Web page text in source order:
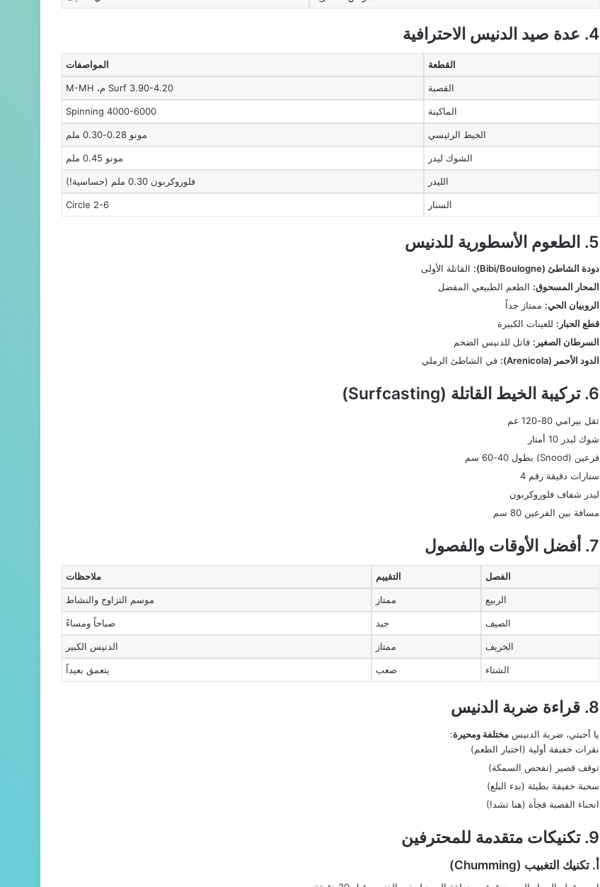
4. عدة صيد الدنيس الاحترافية
القطعة المواصفات
القصبة Surf 3.90-4.20 م، M-MH
الماكينة Spinning 4000-6000
الخيط الرئيسي مونو 0.28-0.30 ملم
الشوك ليدر مونو 0.45 ملم
الليدر فلوروكربون 0.30 ملم (حساسية!)
السنار Circle 2-6
5. الطعوم الأسطورية للدنيس
دودة الشاطئ (Bibi/Boulogne):
القاتلة الأولى
المحار المسحوق: الطعم الطبيعي المفضل
الروبيان الحي: ممتاز جداً
قطع الحبار: للعينات الكبيرة
السرطان الصغير: قاتل للدنيس الضخم
الدود الأحمر (Arenicola):
في الشاطئ الرملي
6. تركيبة الخيط القاتلة (Surfcasting)
ثقل بيرامي 80-120 غم
شوك ليدر 10 أمتار
فرعين (Snood) بطول 40-60 سم
سنارات دقيقة رقم 4
ليدر شفاف فلوروكربون
مسافة بين الفرعين 80 سم
7. أفضل الأوقات والفصول
الفصل التقييم ملاحظات
الربيع ممتاز موسم التزاوج والنشاط
الصيف جيد صباحاً ومساءً
الخريف ممتاز الدنيس الكبير
الشتاء صعب يتعمق بعيداً
8. قراءة ضربة الدنيس
يا أحبتي، ضربة الدنيس مختلفة ومحيرة:
نقرات خفيفة أولية (اختبار الطعم)
توقف قصير (تفحص السمكة)
سحبة خفيفة بطيئة (بدء البلع)
انحناء القصبة فجأة (هنا تشد!)
9. تكنيكات متقدمة للمحترفين
أ. تكنيك التغبيب (Chumming)